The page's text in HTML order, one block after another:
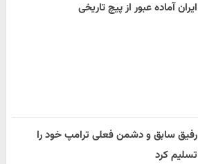
ایران آماده عبور از پیچ تاریخی
رفیق سابق و دشمن فعلی ترامپ خود را
تسلیم کرد